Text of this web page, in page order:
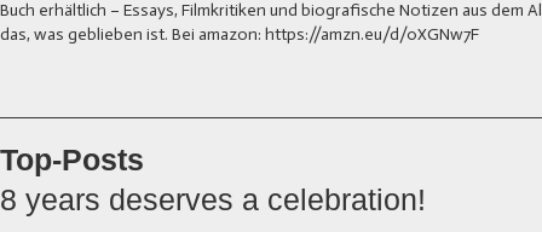
Buch erhältlich – Essays, Filmkritiken und biografische Notizen aus dem
das, was geblieben ist. Bei amazon: https://amzn.eu/d/0XGNw7F
Top-Posts
8 years deserves a celebration!